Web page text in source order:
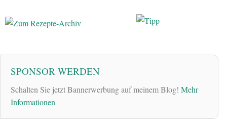
SPONSOR WERDEN
Schalten Sie jetzt Bannerwerbung auf meinem Blog! Mehr
Informationen